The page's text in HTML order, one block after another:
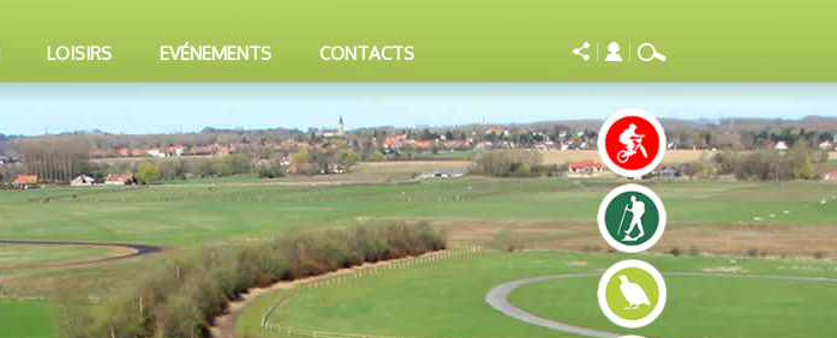
LOISIRS EVÉNEMENTS CONTACTS